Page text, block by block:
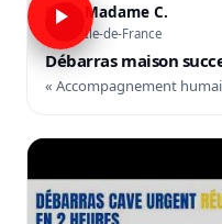
Madame C.
Île-de-France
Débarras maison
« Accompagnement